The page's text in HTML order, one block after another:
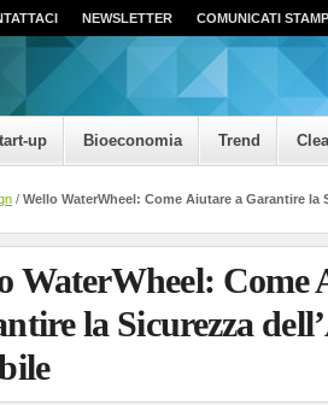
NEWSLETTER COMUNICATI
up Bioeconomia Trend
/ Wello WaterWheel: Come Aiutare a Garantire la
WaterWheel: Come
la Sicurezza